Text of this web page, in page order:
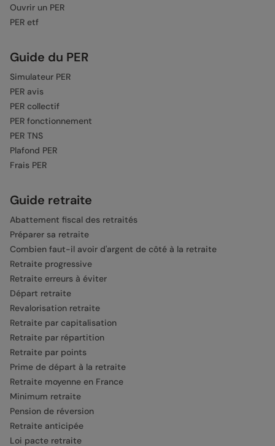
Ouvrir un PER
PER etf
Guide du PER
Simulateur PER
PER avis
PER collectif
PER fonctionnement
PER TNS
Plafond PER
Frais PER
Guide retraite
Abattement fiscal des retraités
Préparer sa retraite
Combien faut-il avoir d'argent de côté à la retraite
Retraite progressive
Retraite erreurs à éviter
Départ retraite
Revalorisation retraite
Retraite par capitalisation
Retraite par répartition
Retraite par points
Prime de départ à la retraite
Retraite moyenne en France
Minimum retraite
Pension de réversion
Retraite anticipée
Loi pacte retraite